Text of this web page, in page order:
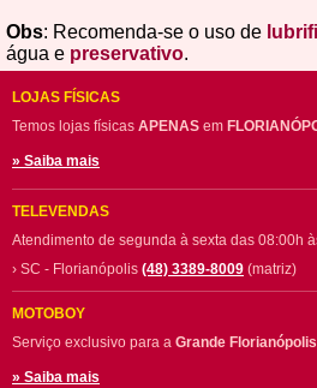
Obs: Recomenda-se o uso de
água e preservativo.
LOJAS FÍSICAS
Temos lojas físicas APENAS em
» Saiba mais
TELEVENDAS
Atendimento de segunda à sexta das 08:00h
› SC - Florianópolis (48) 3389-8009 (matriz)
MOTOBOY
Serviço exclusivo para a Grande
» Saiba mais